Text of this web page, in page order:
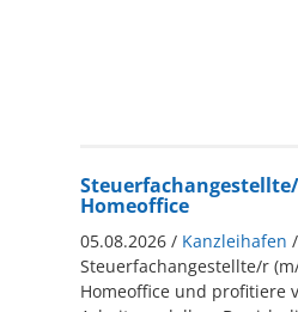
Homeoffice
05.08.2026 / Kanzleihafen
Steuerfachangestellte/r
Homeoffice und profitiere